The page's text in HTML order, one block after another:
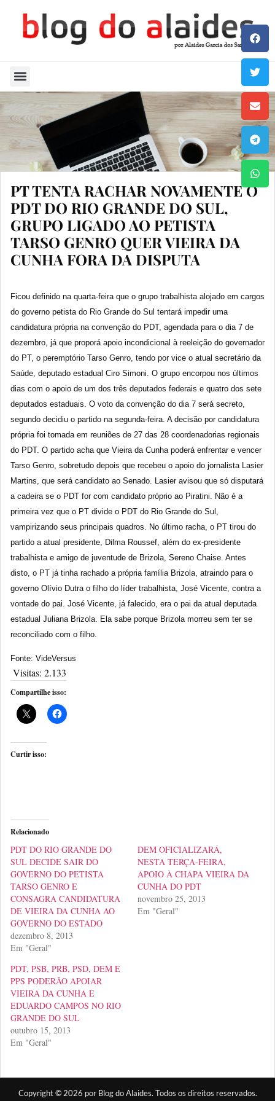
PT TENTA RACHAR NOVAMENTE O
PDT DO RIO GRANDE DO SUL,
GRUPO LIGADO AO PETISTA
TARSO GENRO QUER VIEIRA DA
CUNHA FORA DA DISPUTA
Ficou definido na quarta-feira que o grupo trabalhista alojado em cargos
do governo petista do Rio Grande do Sul tentará impedir uma
candidatura própria na convenção do PDT, agendada para o dia 7 de
dezembro, já que proporá apoio incondicional à reeleição do governador
do PT, o peremptório Tarso Genro, tendo por vice o atual secretário da
Saúde, deputado estadual Ciro Simoni. O grupo encorpou nos últimos
dias com o apoio de um dos três deputados federais e quatro dos sete
deputados estaduais. O voto da convenção do dia 7 será secreto,
segundo decidiu o partido na segunda-feira. A decisão por candidatura
própria foi tomada em reuniões de 27 das 28 coordenadorias regionais
do PDT. O partido acha que Vieira da Cunha poderá enfrentar e vencer
Tarso Genro, sobretudo depois que recebeu o apoio do jornalista Lasier
Martins, que será candidato ao Senado. Lasier avisou que só disputará
a cadeira se o PDT for com candidato próprio ao Piratini. Não é a
primeira vez que o PT divide o PDT do Rio Grande do Sul,
vampirizando seus principais quadros. No último racha, o PT tirou do
partido a atual presidente, Dilma Roussef, além do ex-presidente
trabalhista e amigo de juventude de Brizola, Sereno Chaise. Antes
disto, o PT já tinha rachado a própria família Brizola, atraindo para o
governo Olívio Dutra o filho do líder trabalhista, José Vicente, contra a
vontade do pai. José Vicente, já falecido, era o pai da atual deputada
estadual Juliana Brizola. Ela sabe porque Brizola morreu sem ter se
reconciliado com o filho.
Fonte: VideVersus
Visitas: 2.133
Compartilhe isso:
Curtir isso:
Relacionado
PDT DO RIO GRANDE DO
SUL DECIDE SAIR DO
GOVERNO DO PETISTA
TARSO GENRO E
CONSAGRA CANDIDATURA
DE VIEIRA DA CUNHA AO
GOVERNO DO ESTADO
dezembro 8, 2013
Em "Geral"
DEM OFICIALIZARÁ,
NESTA TERÇA-FEIRA,
APOIO À CHAPA VIEIRA DA
CUNHA DO PDT
novembro 25, 2013
Em "Geral"
PDT, PSB, PRB, PSD, DEM E
PPS PODERÃO APOIAR
VIEIRA DA CUNHA E
EDUARDO CAMPOS NO RIO
GRANDE DO SUL
outubro 15, 2013
Em "Geral"
Copyright © 2026 por Blog do Alaides. Todos os direitos reservados.